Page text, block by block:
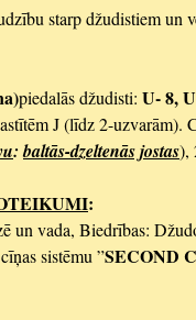
starp džudistiem un
piedalās džudisti: U- 8,
J (līdz 2-uzvarām).
: baltās-dzeltenās jostas),
:
un vada, Biedrības:
sistēmu ”SECOND